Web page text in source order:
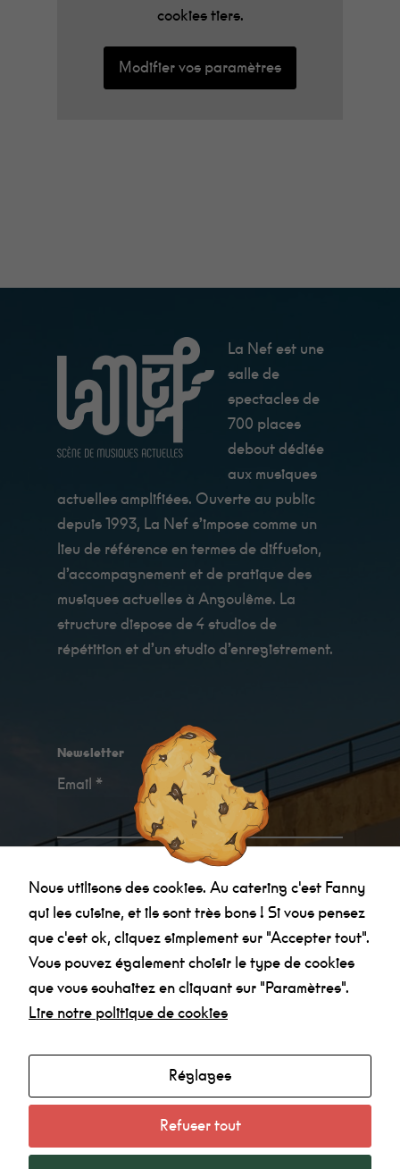
cookies tiers.
Modifier vos paramètres
La Nef est une
salle de
spectacles de
700 places
debout dédiée
aux musiques
actuelles amplifiées. Ouverte au public
depuis 1993, La Nef s’impose comme un
lieu de référence en termes de diffusion,
d’accompagnement et de pratique des
musiques actuelles à Angoulême. La
structure dispose de 4 studios de
répétition et d’un studio d’enregistrement.
Newsletter
Email *
Je confirme avoirpris connaissance des
informations relatives à la politique de
confidentialité.
Made in la Nef
Mentions légales
Nous utilisons des cookies. Au catering c'est Fanny
qui les cuisine, et ils sont très bons ! Si vous pensez
que c'est ok, cliquez simplement sur "Accepter tout".
Vous pouvez également choisir le type de cookies
que vous souhaitez en cliquant sur "Paramètres".
Lire notre politique de cookies
Réglages
Refuser tout
Minimum
Ces cookies ne
sont pas
facultatifs. Ils
nécessaires au
fonctionnement
du site Web.
Statistiques
Afin que
nous
puissions
améliorer la
et la
structure du
site Web, en
fonction de la
manière dont
le site Web
fonctionne au
mieux lors de
vous refusez
certaines